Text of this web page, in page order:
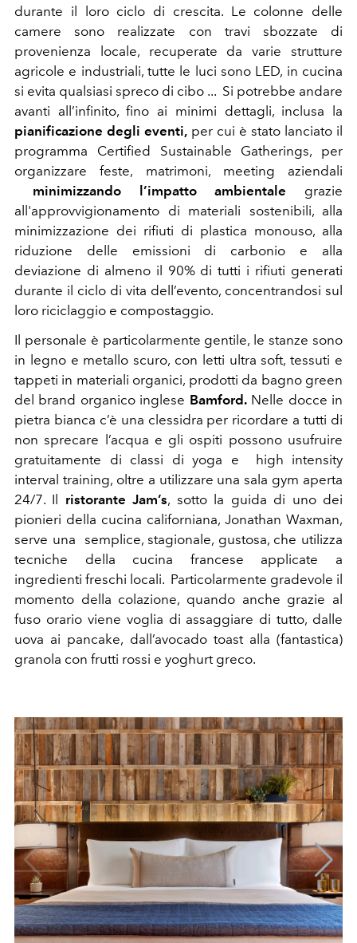
durante il loro ciclo di crescita. Le colonne delle
camere sono realizzate con travi sbozzate di
provenienza locale, recuperate da varie strutture
agricole e industriali, tutte le luci sono LED, in cucina
si evita qualsiasi spreco di cibo ... Si potrebbe andare
avanti all’infinito, fino ai minimi dettagli, inclusa la
pianificazione degli eventi, per cui è stato lanciato il
programma Certified Sustainable Gatherings, per
organizzare feste, matrimoni, meeting aziendali
minimizzando l’impatto ambientale grazie
all'approvvigionamento di materiali sostenibili, alla
minimizzazione dei rifiuti di plastica monouso, alla
riduzione delle emissioni di carbonio e alla
deviazione di almeno il 90% di tutti i rifiuti generati
durante il ciclo di vita dell’evento, concentrandosi sul
loro riciclaggio e compostaggio.
Il personale è particolarmente gentile, le stanze sono
in legno e metallo scuro, con letti ultra soft, tessuti e
tappeti in materiali organici, prodotti da bagno green
del brand organico inglese Bamford.Nelle docce in
pietra bianca c’è una clessidra per ricordare a tutti di
non sprecare l’acqua e gli ospiti possono usufruire
gratuitamente di classi di yoga e high intensity
interval training, oltre a utilizzare una sala gym aperta
24/7. Il ristorante Jam’s, sotto la guida di uno dei
pionieri della cucina californiana, Jonathan Waxman,
serve una semplice, stagionale, gustosa, che utilizza
tecniche della cucina francese applicate a
ingredienti freschi locali. Particolarmente gradevole il
momento della colazione, quando anche grazie al
fuso orario viene voglia di assaggiare di tutto, dalle
uova ai pancake, dall’avocado toast alla (fantastica)
granola con frutti rossi e yoghurt greco.